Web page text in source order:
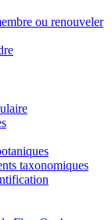
ou renouveler
taxonomiques